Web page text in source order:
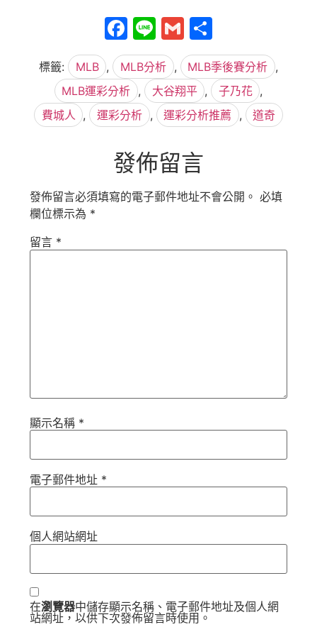
Facebook
LineGmail
享
標籤: MLB , MLB分析 , MLB季後賽分析 ,
MLB運彩分析 , 大谷翔平 , 子乃花 ,
費城人 , 運彩分析 , 運彩分析推薦 , 道奇
發佈留言
發佈留言必須填寫的電子郵件地址不會公開。 必填
欄位標示為 *
留言 *
顯示名稱 *
電子郵件地址 *
個人網站網址
在瀏覽器中儲存顯示名稱、電子郵件地址及個人網
站網址，以供下次發佈留言時使用。